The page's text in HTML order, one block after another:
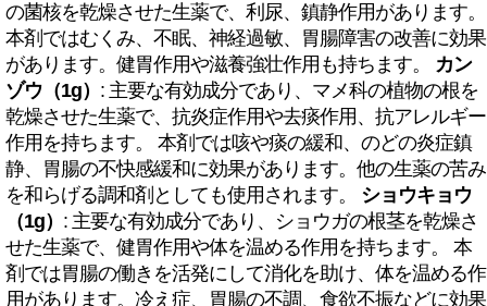
の菌核を乾燥させた生薬で、利尿、鎮静作用があります。
本剤ではむくみ、不眠、神経過敏、胃腸障害の改善に効果
があります。健胃作用や滋養強壮作用も持ちます。 カン
ゾウ（1g） : 主要な有効成分であり、マメ科の植物の根を
乾燥させた生薬で、抗炎症作用や去痰作用、抗アレルギー
作用を持ちます。 本剤では咳や痰の緩和、のどの炎症鎮
静、胃腸の不快感緩和に効果があります。他の生薬の苦み
を和らげる調和剤としても使用されます。 ショウキョウ
（1g） : 主要な有効成分であり、ショウガの根茎を乾燥さ
せた生薬で、健胃作用や体を温める作用を持ちます。 本
剤では胃腸の働きを活発にして消化を助け、体を温める作
用があります。冷え症、胃腸の不調、食欲不振などに効果